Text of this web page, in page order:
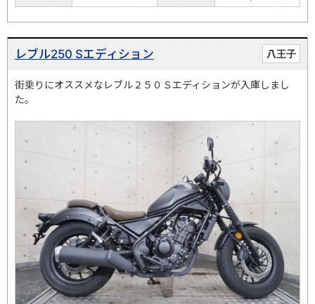
八王子
レブル250 Sエディション
街乗りにオススメなレブル２５０Ｓエディションが入庫しまし
た。